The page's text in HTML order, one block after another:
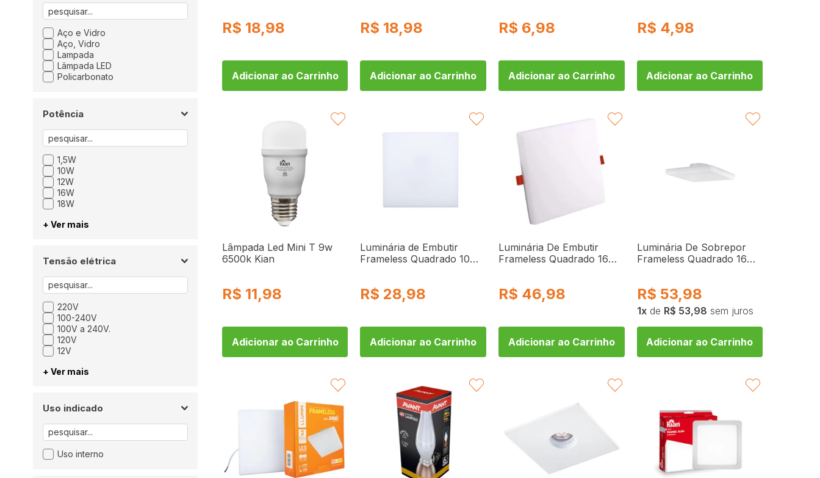
Aço e Vidro
Aço, Vidro
Lampada
Lâmpada LED
Policarbonato
Potência
1,5W
10W
12W
16W
18W
+ Ver mais
Tensão elétrica
220V
100-240V
100V a 240V.
120V
12V
+ Ver mais
Uso indicado
Uso interno
R$ 18,98
Adicionar ao Carrinho
R$ 18,98
Adicionar ao Carrinho
R$ 6,98
Adicionar ao Carrinho
R$ 4,98
Adicionar ao Carrinho
Lâmpada Led Mini T 9w
6500k Kian
R$ 11,98
Adicionar ao Carrinho
FAVORITAR
Luminária de Embutir
Frameless Quadrado 10W
R$ 28,98
Adicionar ao Carrinho
FAVORITAR
Luminária De Embutir
Frameless Quadrado 16W
R$ 46,98
Adicionar ao Carrinho
FAVORITAR
Luminária De Sobrepor
Frameless Quadrado 16W
R$ 53,98
1 de R$ 53,98 sem juros
Adicionar ao Carrinho
FAVORITAR
FAVORITAR FAVORITAR FAVORITAR FAVORITAR